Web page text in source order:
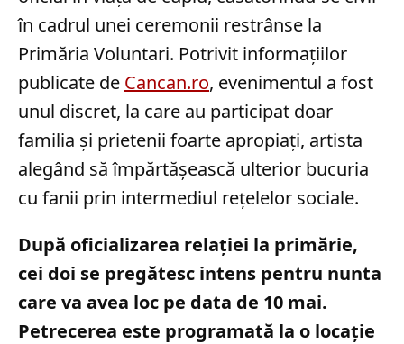
în cadrul unei ceremonii restrânse la
Primăria Voluntari. Potrivit informațiilor
publicate de Cancan.ro, evenimentul a fost
unul discret, la care au participat doar
familia și prietenii foarte apropiați, artista
alegând să împărtășească ulterior bucuria
cu fanii prin intermediul rețelelor sociale.
După oficializarea relației la primărie,
cei doi se pregătesc intens pentru nunta
care va avea loc pe data de 10 mai.
Petrecerea este programată la o locație